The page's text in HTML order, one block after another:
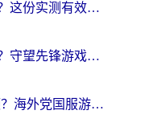
国外打地铁逃生延迟高？这份实测有效的低延迟指南帮你吃鸡
海外玩守望先锋总卡顿？守望先锋游戏加速器在哪里买&避坑指南（附欧洲非洲游戏实测）
台湾怎么玩光·遇不卡顿？海外党国服游戏加速终极攻略（附实测体验）